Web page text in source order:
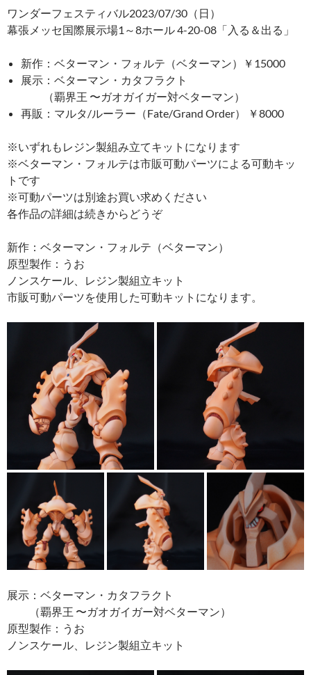
ワンダーフェスティバル2023/07/30（日）
幕張メッセ国際展示場1～8ホール 4-20-08「入る＆出る」
新作：ベターマン・フォルテ（ベターマン）￥15000
展示：ベターマン・カタフラクト
（覇界王 〜ガオガイガー対ベターマン）
再販：マルタ/ルーラー（Fate/Grand Order） ￥8000
※いずれもレジン製組み立てキットになります
※ベターマン・フォルテは市販可動パーツによる可動キッ
トです
※可動パーツは別途お買い求めください
各作品の詳細は続きからどうぞ
新作：ベターマン・フォルテ（ベターマン）
原型製作：うお
ノンスケール、レジン製組立キット
市販可動パーツを使用した可動キットになります。
展示：ベターマン・カタフラクト
（覇界王 〜ガオガイガー対ベターマン）
原型製作：うお
ノンスケール、レジン製組立キット